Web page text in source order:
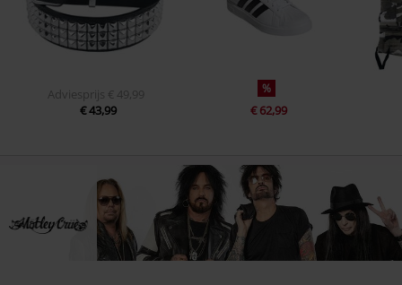
Adviesprijs
€ 49,99
€ 43,99
%
€ 62,99